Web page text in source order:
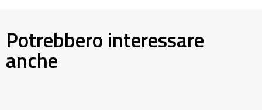
Potrebbero interessare
anche